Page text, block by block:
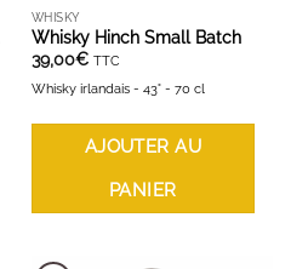
WHISKY
Whisky Hinch Small Batch
39,00€ TTC
Whisky irlandais - 43° - 70 cl
AJOUTER AU
PANIER